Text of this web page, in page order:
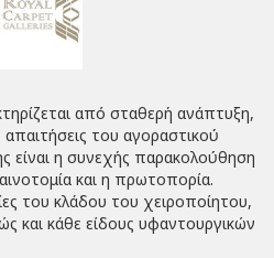
από σταθερή ανάπτυξη,
του αγοραστικού
είναι η συνεχής παρακολούθηση
και η πρωτοπορία.
του κλάδου του χειροποίητου,
και κάθε είδους υφαντουργικών